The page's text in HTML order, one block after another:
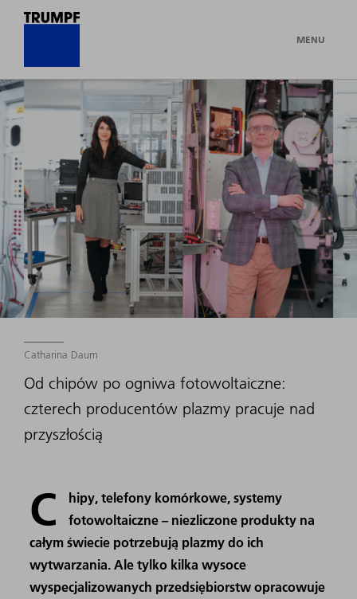
MENU
Catharina Daum
Od chipów po ogniwa fotowoltaiczne:
czterech producentów plazmy pracuje nad
przyszłością
C
hipy, telefony komórkowe, systemy
fotowoltaiczne – niezliczone produkty na
całym świecie potrzebują plazmy do ich
wytwarzania. Ale tylko kilka wysoce
wyspecjalizowanych przedsiębiorstw opracowuje